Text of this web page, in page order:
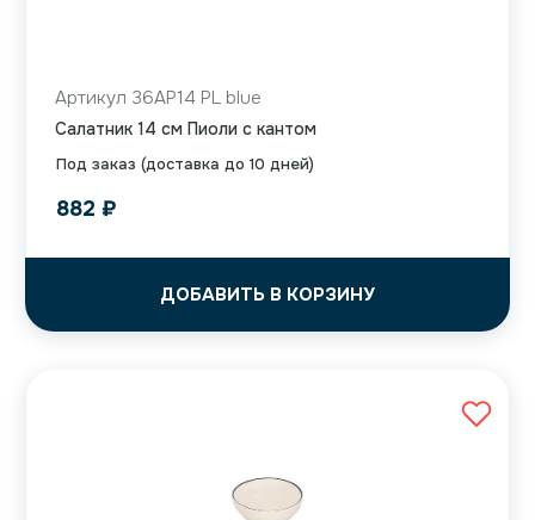
Под заказ (доставка до 10 дней)
Артикул 36AP14 PL blue
Салатник 14 см Пиоли с кантом
882 ₽
ДОБАВИТЬ В КОРЗИНУ